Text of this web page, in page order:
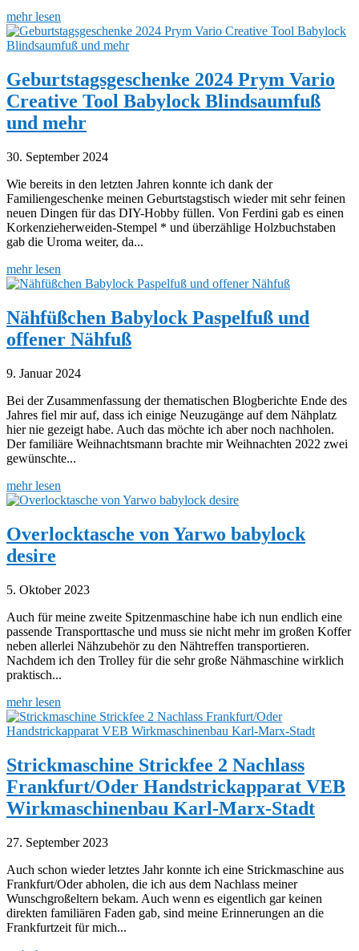
mehr lesen
Geburtstagsgeschenke 2024 Prym Vario
Creative Tool Babylock Blindsaumfuß
und mehr
30. September 2024
Wie bereits in den letzten Jahren konnte ich dank der
Familiengeschenke meinen Geburtstagstisch wieder mit sehr feinen
neuen Dingen für das DIY-Hobby füllen. Von Ferdini gab es einen
Korkenzieherweiden-Stempel * und überzählige Holzbuchstaben
gab die Uroma weiter, da...
mehr lesen
Nähfüßchen Babylock Paspelfuß und
offener Nähfuß
9. Januar 2024
Bei der Zusammenfassung der thematischen Blogberichte Ende des
Jahres fiel mir auf, dass ich einige Neuzugänge auf dem Nähplatz
hier nie gezeigt habe. Auch das möchte ich aber noch nachholen.
Der familiäre Weihnachtsmann brachte mir Weihnachten 2022 zwei
gewünschte...
mehr lesen
Overlocktasche von Yarwo babylock
desire
5. Oktober 2023
Auch für meine zweite Spitzenmaschine habe ich nun endlich eine
passende Transporttasche und muss sie nicht mehr im großen Koffer
neben allerlei Nähzubehör zu den Nähtreffen transportieren.
Nachdem ich den Trolley für die sehr große Nähmaschine wirklich
praktisch...
mehr lesen
Strickmaschine Strickfee 2 Nachlass
Frankfurt/Oder Handstrickapparat VEB
Wirkmaschinenbau Karl-Marx-Stadt
27. September 2023
Auch schon wieder letztes Jahr konnte ich eine Strickmaschine aus
Frankfurt/Oder abholen, die ich aus dem Nachlass meiner
Wunschgroßeltern bekam. Auch wenn es eigentlich gar keinen
direkten familiären Faden gab, sind meine Erinnerungen an die
Frankfurtzeit für mich...